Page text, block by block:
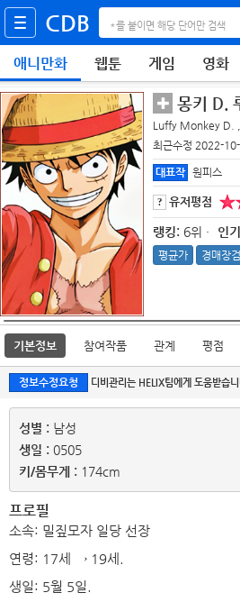
CDB
애니만화 웹툰 게임 영화
몽키 D.
Luffy Monkey D. ,
최근수정 2022-
대표작 원피스
? 유저평점
랭킹: 6위 · 인
평균가 경매장
기본정보 참여작품 관계 평점
정보수정요청 디비관리는 HELIX팀에게 도움받습니
성별 :
생일 :
키/몸무게 : 174cm
프로필
소속: 밀짚모자 일당 선장
연령: 17세 → 19세.
생일: 5월 5일.